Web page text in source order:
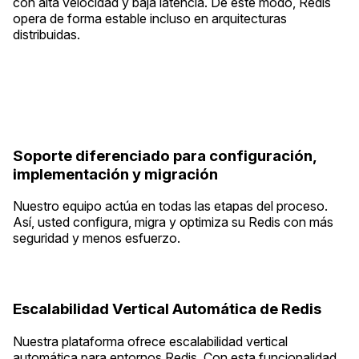
opera de forma estable incluso en arquitecturas
distribuidas.
Soporte diferenciado para configuración,
implementación y migración
Nuestro equipo actúa en todas las etapas del proceso.
Así, usted configura, migra y optimiza su Redis con más
seguridad y menos esfuerzo.
Escalabilidad Vertical Automática de Redis
Nuestra plataforma ofrece escalabilidad vertical